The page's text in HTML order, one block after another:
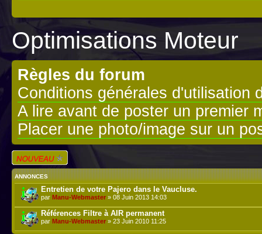
Optimisations Moteur
Règles du forum
Conditions générales d'utilisation
A lire avant de poster un premier
Placer une photo/image sur un
Écrire un nouveau
sujet
ANNONCES
Entretien de votre Pajero dans le Vaucluse.
par Manu-Webmaster » 08 Juin 2013 14:03
Références Filtre à AIR permanent
par Manu-Webmaster » 23 Juin 2010 11:25